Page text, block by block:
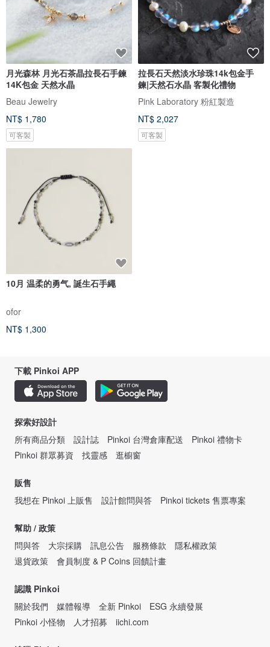
月光森林 月光石茶晶拉長石手鍊
14K包金 天然水晶
Beau Jewelry
NT$ 1,780
可客製
拉長石天然淡水珍珠14k包金手
鍊|天然石水晶 客製化禮物
Pink Laboratory 粉紅製造
NT$ 2,027
可客製
10月 温柔的勇气, 誕生石手繩
ofor
NT$ 1,300
下載 Pinkoi APP
探索好設計
所有商品分類
設計誌 Pinkoi 台灣倉庫配送
Pinkoi 禮物卡
Pinkoi 群眾募資
找靈感 逛櫥窗
販售
我想在 Pinkoi 上販售
設計館問與答 Pinkoi tickets 售票專案
幫助 / 政策
問與答
大宗採購 訊息公告 服務條款
隱私權政策
退貨政策
會員制度 & P Coins 回饋計畫
認識 Pinkoi
關於我們
媒體報導 全新 Pinkoi
ESG 永續發展
Pinkoi 小怪物
人才招募 iichi.com